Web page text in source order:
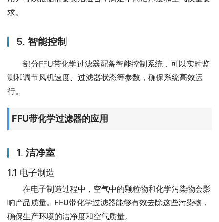
求。
5. 智能控制
部分FFU带化学过滤器配备智能控制系统，可以实时监
测和调节风机速度、过滤器状态等参数，确保系统高效运
行。
FFU带化学过滤器的应用
1. 洁净室
1.1 电子制造
在电子制造过程中，空气中的颗粒物和化学污染物会影
响产品质量。FFU带化学过滤器能够有效去除这些污染物，
确保生产环境的洁净度和空气质量。